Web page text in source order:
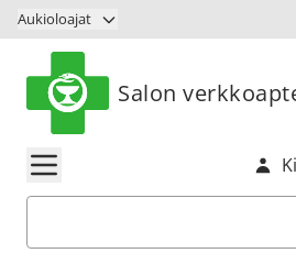
Siirry sisältöön
Aukioloajat
Salon